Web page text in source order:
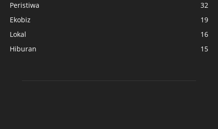
Peristiwa
32
Ekobiz
19
Lokal
16
Hiburan
15